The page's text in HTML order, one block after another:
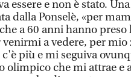
essere e non è stato.
dalla Ponselè, «per
a 60 anni hanno
a vedere, per mio
più e mi seguiva
olimpico che mi attrae e